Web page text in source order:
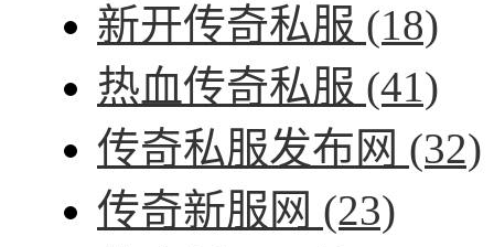
新开传奇私服 (18)
热血传奇私服 (41)
传奇私服发布网 (32)
传奇新服网 (23)